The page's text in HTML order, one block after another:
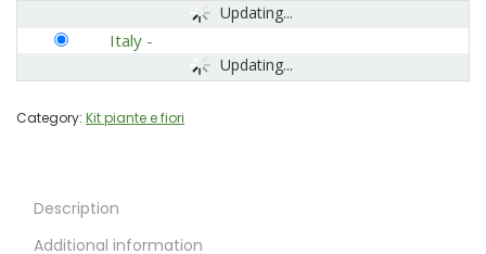
Updating...
Updating...
Italy -
Category: Kit piante e fiori
Description
Additional information